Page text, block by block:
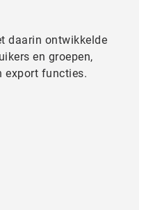
daarin ontwikkelde
en groepen,
export functies.